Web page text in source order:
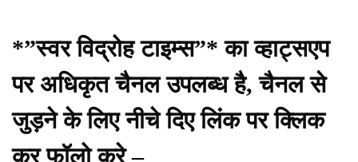
*”स्वर विद्रोह टाइम्स”* का व्हाट्सएप
पर अधिकृत चैनल उपलब्ध है, चैनल से
जुड़ने के लिए नीचे दिए लिंक पर क्लिक
कर फॉलो करे –